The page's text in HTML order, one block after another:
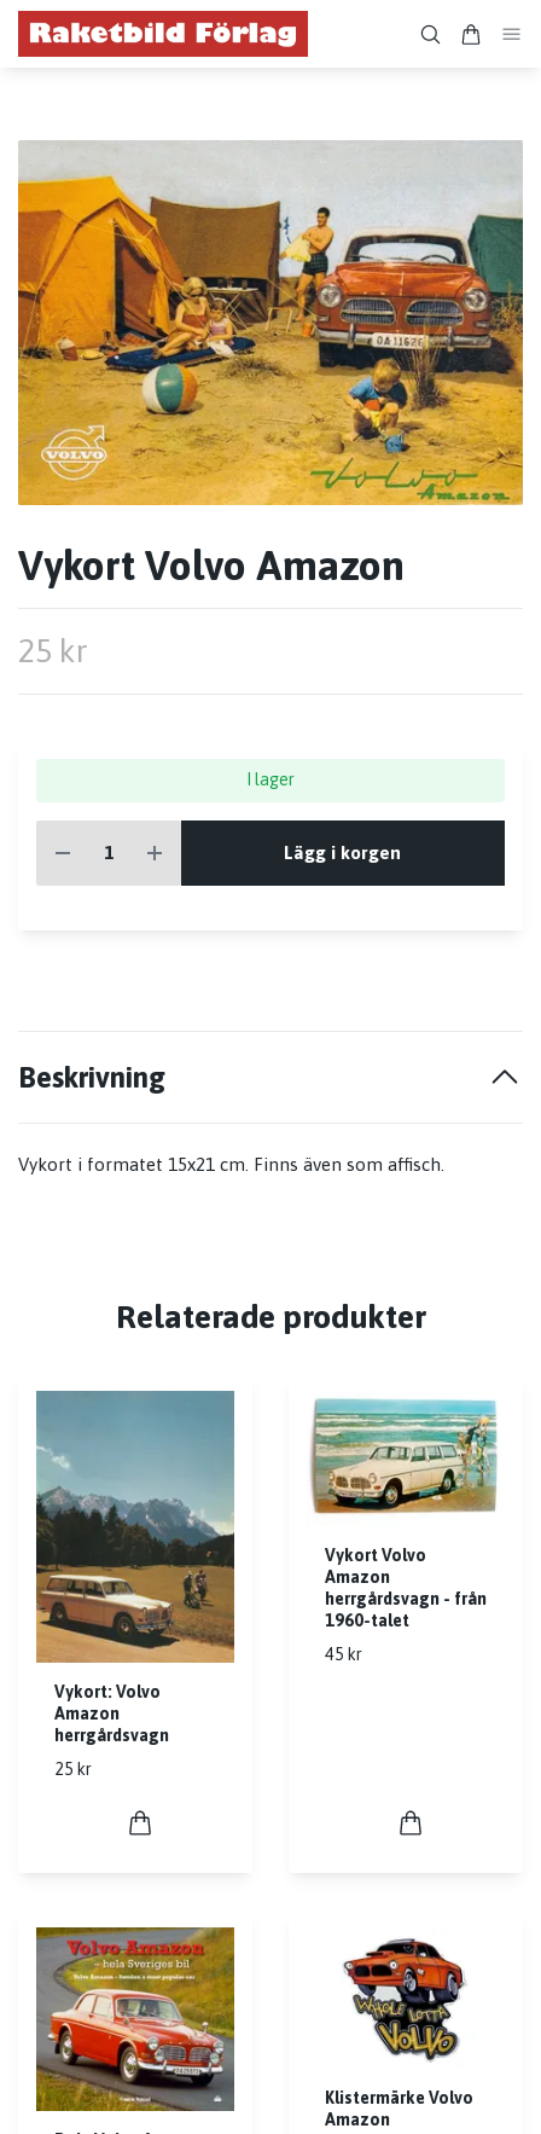
Vykort Volvo Amazon
25 kr
I lager
Lägg i korgen
Beskrivning
Vykort i formatet 15x21 cm. Finns även som affisch.
Relaterade produkter
Vykort: Volvo
Amazon
herrgårdsvagn
25 kr
Vykort Volvo
Amazon
herrgårdsvagn - från
1960-talet
45 kr
Klistermärke Volvo
Amazon